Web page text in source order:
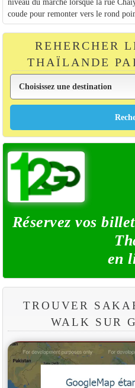
coude pour remonter vers le rond
REHERCHER
THAÏLANDE
Réservez vos
en
TROUVER
WALK SUR